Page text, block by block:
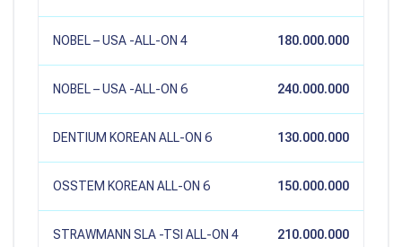
NOBEL – USA -ALL-ON 4 180.000.000
NOBEL – USA -ALL-ON 6 240.000.000
DENTIUM KOREAN ALL-ON 6 130.000.000
OSSTEM KOREAN ALL-ON 6 150.000.000
STRAWMANN SLA -TSI ALL-ON 4 210.000.000